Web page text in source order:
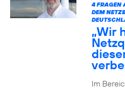
4 FRAGEN
DEM
„Wir
Im